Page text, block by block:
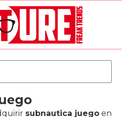
subnautica juego en